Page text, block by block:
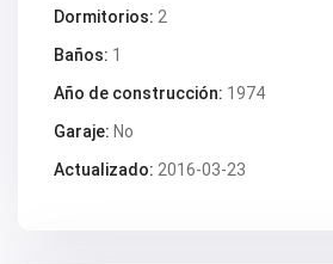
V2334
V2345
V2349
V2351
V2352
Dormitorios: 2
Baños: 1
Año de construcción: 1974
Garaje: No
Actualizado: 2016-03-23